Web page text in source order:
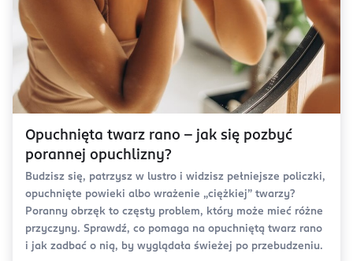
Opuchnięta twarz rano – jak się pozbyć
porannej opuchlizny?
Budzisz się, patrzysz w lustro i widzisz pełniejsze policzki,
opuchnięte powieki albo wrażenie „ciężkiej” twarzy?
Poranny obrzęk to częsty problem, który może mieć różne
przyczyny. Sprawdź, co pomaga na opuchniętą twarz rano
i jak zadbać o nią, by wyglądała świeżej po przebudzeniu.